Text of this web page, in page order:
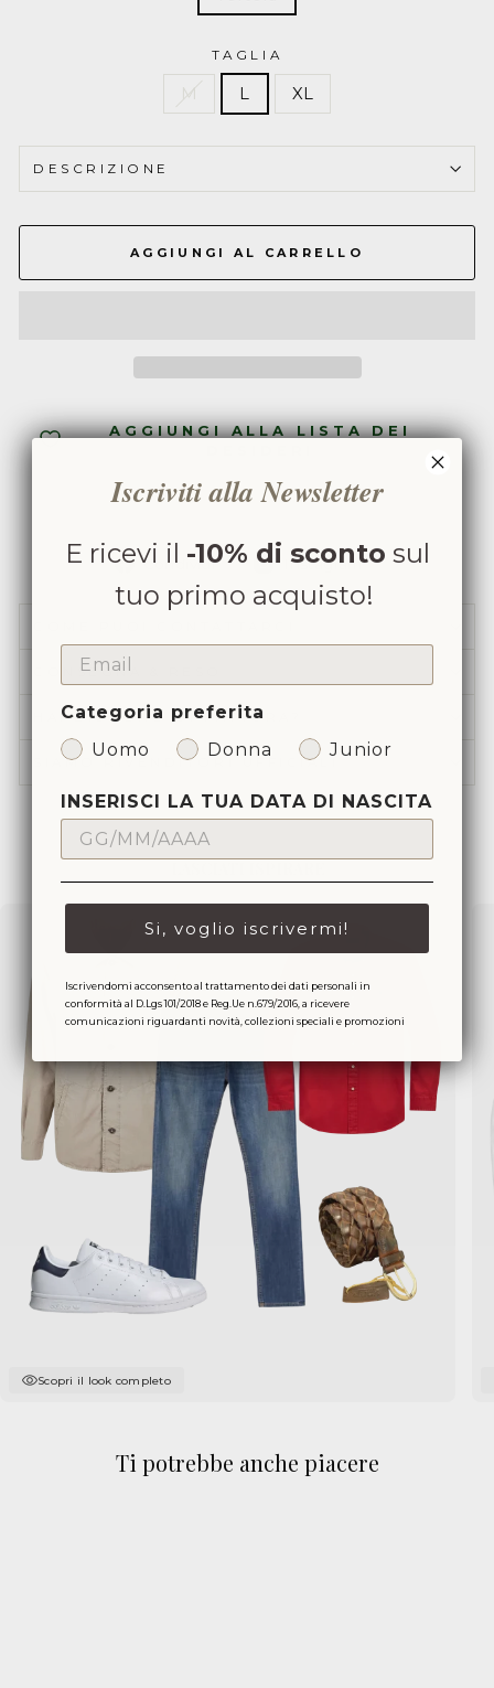
TAGLIA
M L XL
DESCRIZIONE
AGGIUNGI AL CARRELLO
AGGIUNGI ALLA LISTA DEI
Condividi
Condividi
Facebook
Instagram
Condividi
CONSEGNA & RESO
HAI BISOGNO DI FATTURA?
SIAMO RIVENDITORI UFFICIALI
Scopri il look completo
Ti potrebbe anche piacere
Iscriviti alla Newsletter
E ricevi il -10% di sconto sul
tuo primo acquisto!
EMAIL
Categoria preferita
Uomo
Donna Junior
INSERISCI LA TUA DATA DI NASCITA
Si, voglio iscrivermi!
Iscrivendomi acconsento al trattamento dei dati personali in
conformità al D.Lgs 101/2018 e Reg.Ue n.679/2016, a ricevere
comunicazioni riguardanti novità, collezioni speciali e promozioni